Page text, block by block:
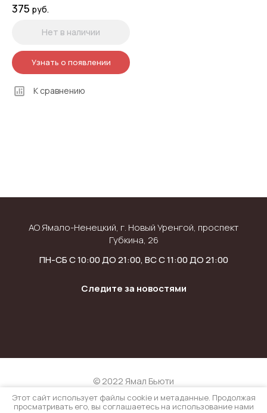
375 руб.
Нет в наличии
Узнать о появлении
К сравнению
АО Ямало-Ненецкий, г. Новый Уренгой, проспект
Губкина, 26
ПН-СБ С 10:00 ДО 21:00, ВС С 11:00 ДО 21:00
Следите за новостями
© 2022 Ямал Бьюти
Этот сайт использует файлы cookie и метаданные. Продолжая
просматривать его, вы соглашаетесь на использование нами